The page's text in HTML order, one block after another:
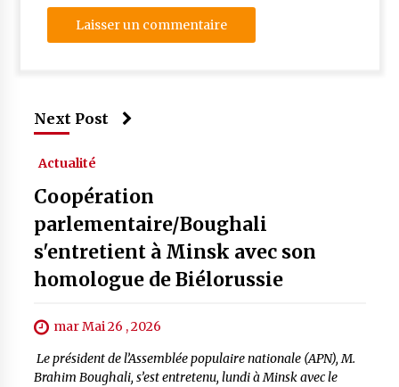
Next Post
Actualité
Coopération
parlementaire/Boughali
s'entretient à Minsk avec son
homologue de Biélorussie
mar Mai 26 , 2026
Le président de l’Assemblée populaire nationale (APN), M.
Brahim Boughali, s’est entretenu, lundi à Minsk avec le